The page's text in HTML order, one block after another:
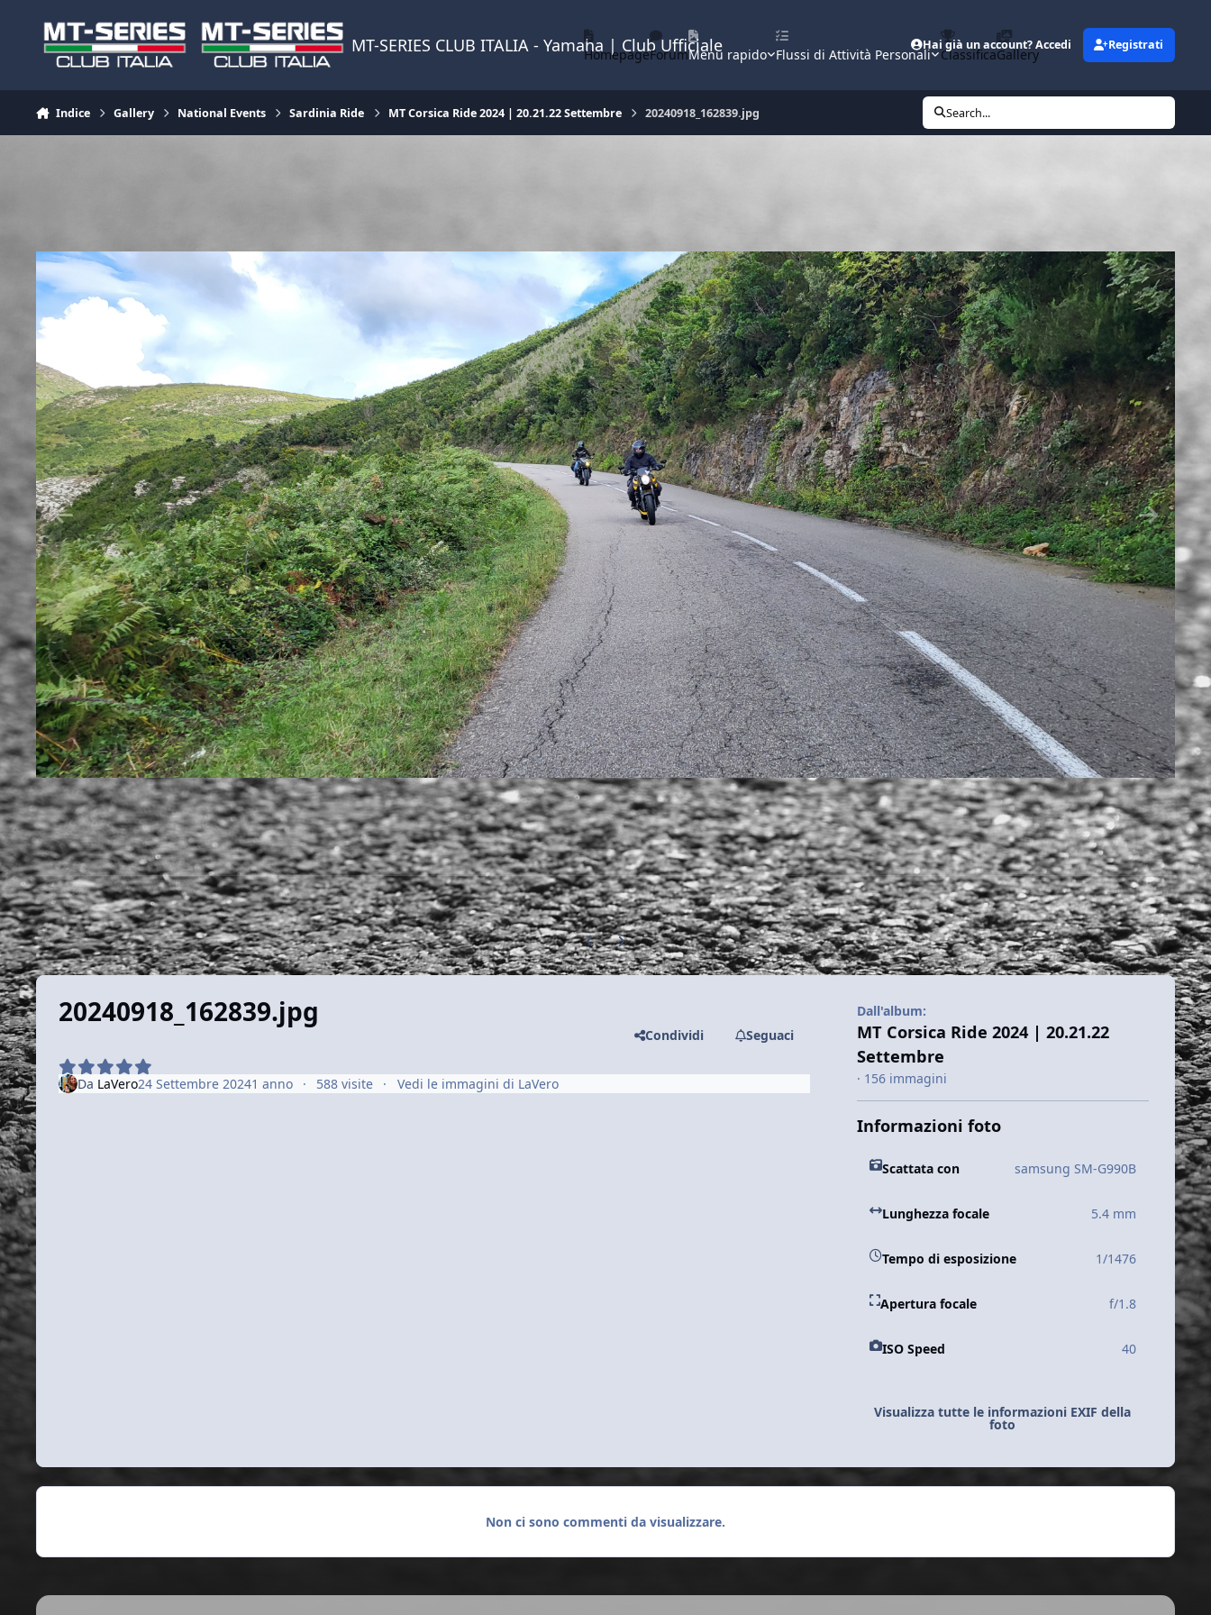
MT-SERIES CLUB ITALIA - Yamaha | Club Ufficiale
HomepageForumMenu rapido Flussi di Attività Personali ClassificaGallery
Hai già un account? Accedi Registrati
Indice Gallery National Events Sardinia Ride MT Corsica Ride 2024 | 20.21.22 Settembre 20240918_162839.jpg Search...
Previous carousel slide
Next carousel slide
20240918_162839.jpg
Condividi Seguaci
Da LaVero24 Settembre 20241 anno 588 visite Vedi le immagini di LaVero
Dall'album:
MT Corsica Ride 2024 | 20.21.22
Settembre
· 156 immagini
Informazioni foto
Scattata con samsung SM-G990B
Lunghezza focale 5.4 mm
Tempo di esposizione 1/1476
Apertura focale f/1.8
ISO Speed 40
Visualizza tutte le informazioni EXIF della
foto
Non ci sono commenti da visualizzare.